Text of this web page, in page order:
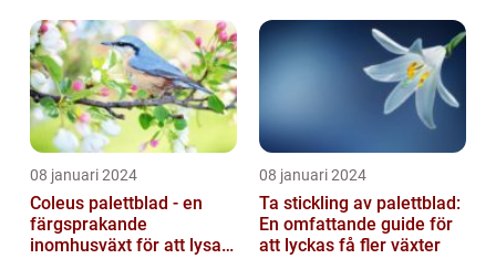
08 januari 2024
Coleus palettblad - en
färgsprakande
inomhusväxt för att lysa
08 januari 2024
Ta stickling av palettblad:
En omfattande guide för
att lyckas få fler växter